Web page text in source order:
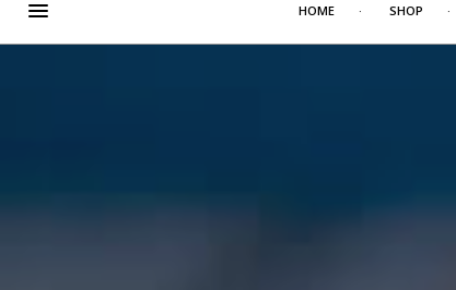
HOME SHOP